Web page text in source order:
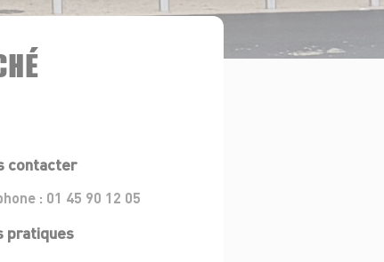
contacter
: 01 45 90 12 05
pratiques